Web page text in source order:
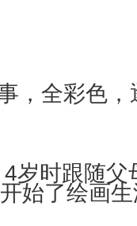
全彩色，
岁时跟随
始了绘画